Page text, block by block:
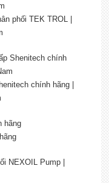
phối TEK TROL |
chính hãng |